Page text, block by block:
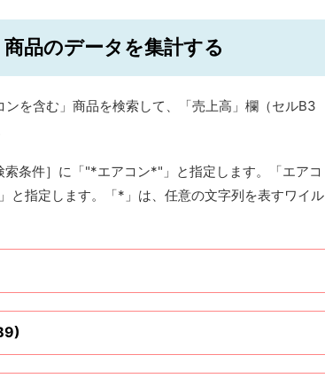
品のデータを集計する
を含む」商品を検索して、「売上高」欄（セルB3
索条件］に「"*エアコン*"」と指定します。「エアコ
と指定します。「*」は、任意の文字列を表すワイル